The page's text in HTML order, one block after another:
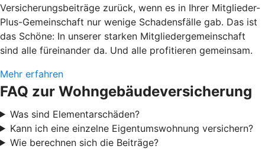
Versicherungsbeiträge zurück, wenn es in Ihrer Mitglieder-
Plus-Gemeinschaft nur wenige Schadensfälle gab. Das ist
das Schöne: In unserer starken Mitgliedergemeinschaft
sind alle füreinander da. Und alle profitieren gemeinsam.
Mehr erfahren
FAQ zur Wohngebäudeversicherung
Was sind Elementarschäden?
Kann ich eine einzelne Eigentumswohnung versichern?
Wie berechnen sich die Beiträge?